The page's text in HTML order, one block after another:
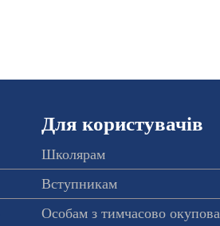
Для користувачів
Школярам
Вступникам
Особам з тимчасово